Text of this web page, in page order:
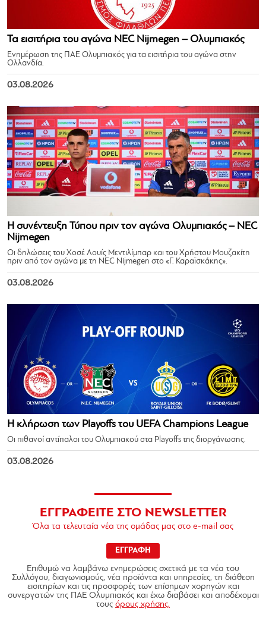
Τα εισιτήρια του αγώνα NEC Nijmegen – Ολυμπιακός
Ενημέρωση της ΠΑΕ Ολυμπιακός για τα εισιτήρια του αγώνα στην
Ολλανδία.
03.08.2026
Η συνέντευξη Τύπου πριν τον αγώνα Ολυμπιακός – NEC
Nijmegen
Οι δηλώσεις του Χοσέ Λουίς Μεντιλίμπαρ και του Χρήστου Μουζακίτη
πριν από τον αγώνα με τη NEC Nijmegen στο «Γ. Καραϊσκάκης».
03.08.2026
Η κλήρωση των Playoffs του UEFA Champions League
Οι πιθανοί αντίπαλοι του Ολυμπιακού στα Playoffs της διοργάνωσης.
03.08.2026
ΕΓΓΡΑΦΕΙΤΕ ΣΤΟ NEWSLETTER
Όλα τα τελευταία νέα της ομάδας μας στο e-mail σας
ΕΓΓΡΑΦΗ
Επιθυμώ να λαμβάνω ενημερώσεις σχετικά με τα νέα του
Συλλόγου, διαγωνισμούς, νέα προϊόντα και υπηρεσίες, τη διάθεση
εισιτηρίων και τις προσφορές των επίσημων χορηγών και
συνεργατών της ΠΑΕ Ολυμπιακός και έχω διαβάσει και αποδέχομαι
τους όρους χρήσης.